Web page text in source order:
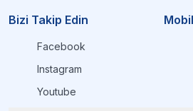
Bizi Takip Edin
Facebook
Instagram
Youtube